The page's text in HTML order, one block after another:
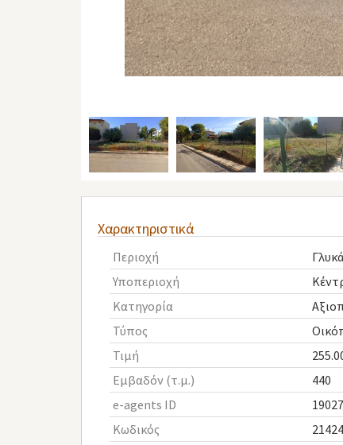
Χαρακτηριστικά
Περιοχή
Υποπεριοχή
Κατηγορία
Τύπος
Τιμή
Εμβαδόν (τ.μ.)
440
e-agents ID
Κωδικός
21424